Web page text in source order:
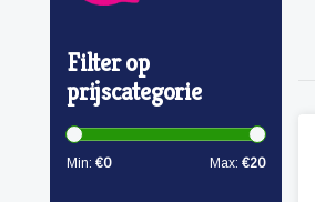
Filter op
prijscategorie
Min: €0 Max: €20